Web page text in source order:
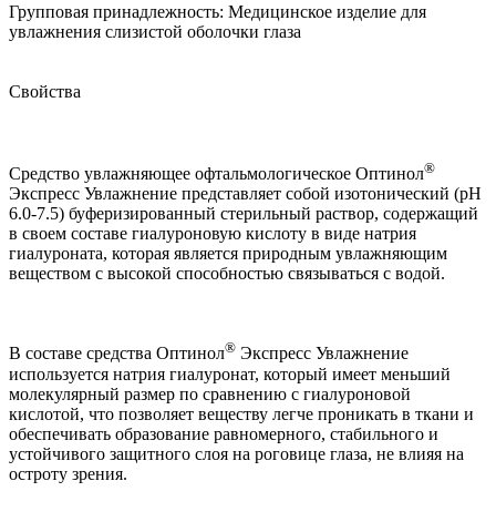
Групповая принадлежность: Медицинское изделие для
увлажнения слизистой оболочки глаза
Свойства
Средство увлажняющее офтальмологическое Оптинол®
Экспресс Увлажнение представляет собой изотонический (pH
6.0-7.5) буферизированный стерильный раствор, содержащий
в своем составе гиалуроновую кислоту в виде натрия
гиалуроната, которая является природным увлажняющим
веществом с высокой способностью связываться с водой.
В составе средства Оптинол® Экспресс Увлажнение
используется натрия гиалуронат, который имеет меньший
молекулярный размер по сравнению с гиалуроновой
кислотой, что позволяет веществу легче проникать в ткани и
обеспечивать образование равномерного, стабильного и
устойчивого защитного слоя на роговице глаза, не влияя на
остроту зрения.